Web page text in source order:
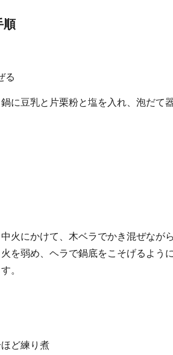
順
る
鍋に豆乳と片栗粉と塩を入れ、泡だて
中火にかけて、木ベラでかき混ぜなが
火を弱め、ヘラで鍋底をこそげるよう
す。
ど練り煮